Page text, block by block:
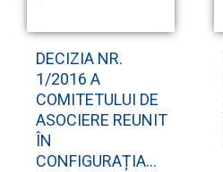
DECIZIA NR.
1/2016 A
COMITETULUI DE
ASOCIERE REUNIT
ÎN
CONFIGURAȚIA...